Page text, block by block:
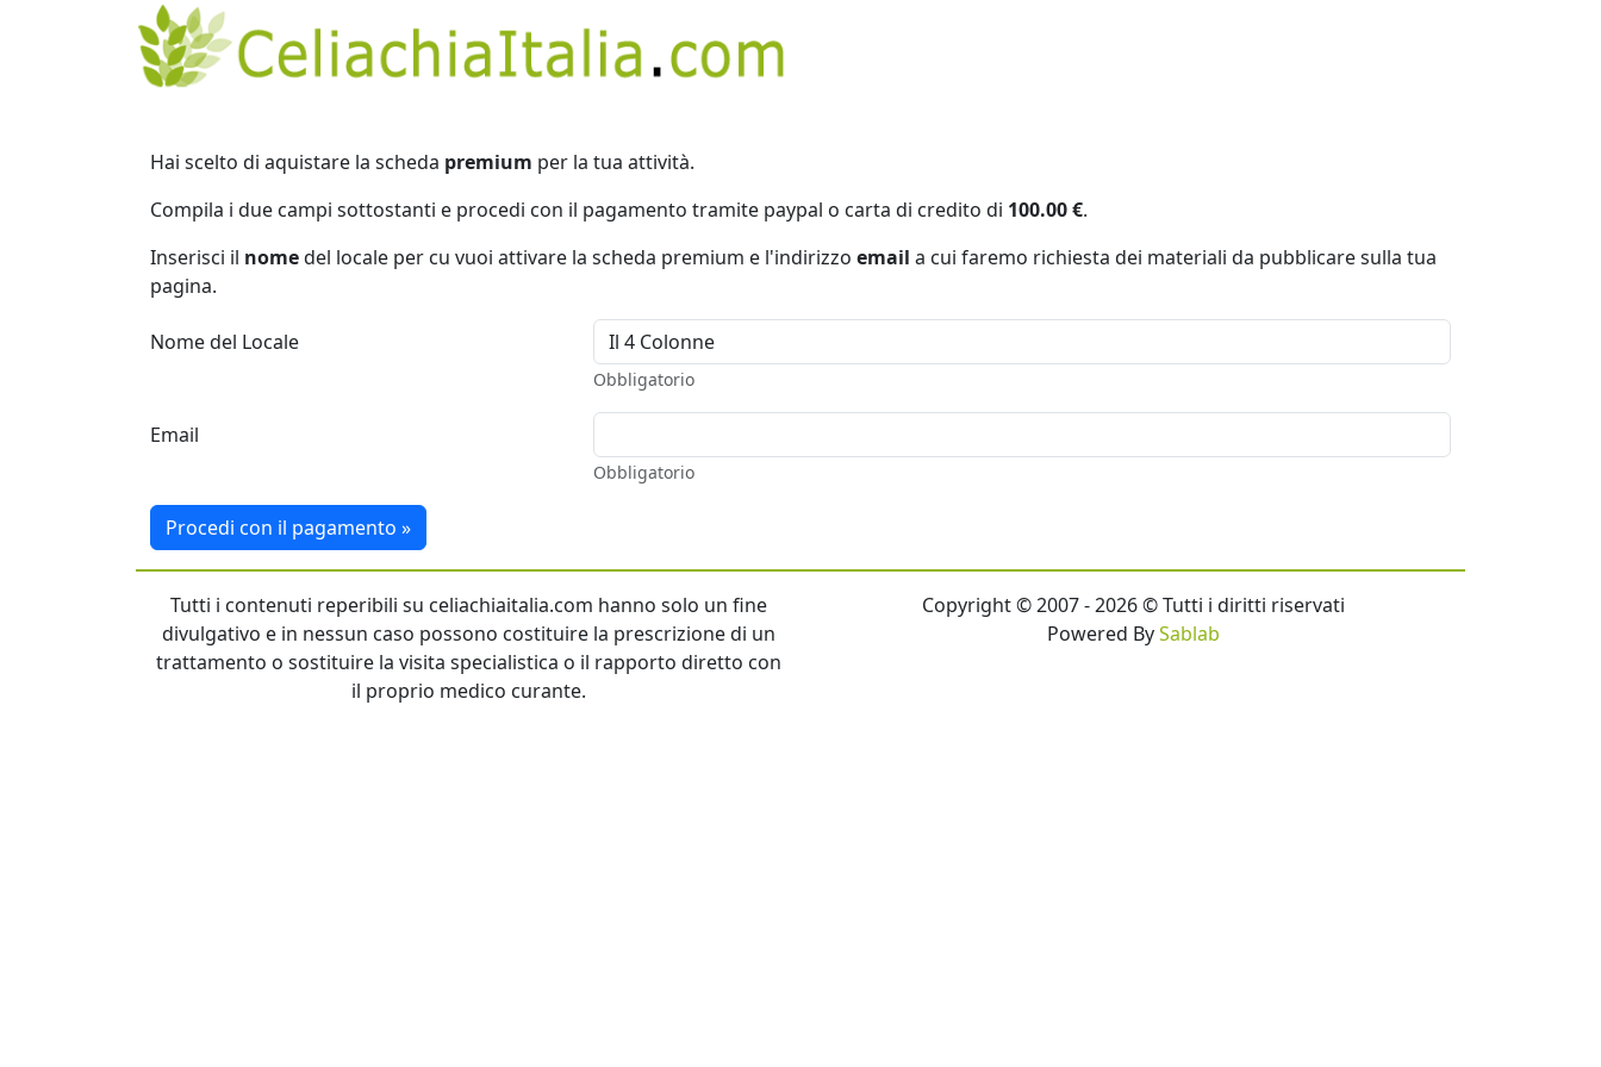
Hai scelto di aquistare la scheda premium per la tua attività.
Compila i due campi sottostanti e procedi con il pagamento tramite paypal o carta di credito di 100.00 €.
Inserisci il nomedel locale per cu vuoi attivare la scheda premium e l'indirizzo email a cui faremo richiesta dei materiali da pubblicare sulla tua
pagina.
Nome del Locale
Obbligatorio
Email
Obbligatorio
Procedi con il pagamento »
Tutti i contenuti reperibili su celiachiaitalia.com hanno solo un fine
divulgativo e in nessun caso possono costituire la prescrizione di un
trattamento o sostituire la visita specialistica o il rapporto diretto con
il proprio medico curante.
Copyright © 2007 - 2026 © Tutti i diritti riservati
Powered BySablab